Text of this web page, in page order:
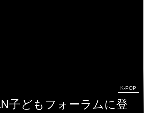
K-POP